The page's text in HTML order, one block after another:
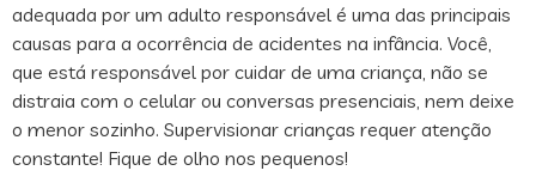
adequada por um adulto responsável é uma das principais
causas para a ocorrência de acidentes na infância. Você,
que está responsável por cuidar de uma criança, não se
distraia com o celular ou conversas presenciais, nem deixe
o menor sozinho. Supervisionar crianças requer atenção
constante! Fique de olho nos pequenos!